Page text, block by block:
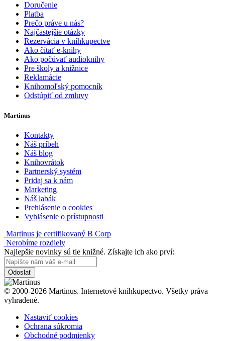
Doručenie
Platba
Prečo práve u nás?
Najčastejšie otázky
Rezervácia v kníhkupectve
Ako čítať e-knihy
Ako počúvať audioknihy
Pre školy a knižnice
Reklamácie
Knihomoľský pomocník
Odstúpiť od zmluvy
Martinus
Kontakty
Náš príbeh
Náš blog
Knihovrátok
Partnerský systém
Pridaj sa k nám
Marketing
Náš labák
Prehlásenie o cookies
Vyhlásenie o prístupnosti
Martinus je certifikovaný B Corp
Nerobíme rozdiely
Najlepšie novinky sú tie knižné. Získajte ich ako prví:
Odoslať
© 2000-2026 Martinus. Internetové kníhkupectvo. Všetky práva
vyhradené.
Nastaviť cookies
Ochrana súkromia
Obchodné podmienky